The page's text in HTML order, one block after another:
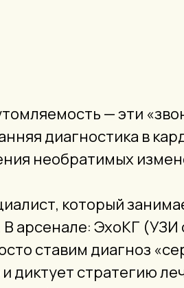
— эти
диагностика в
необратимых
который
арсенале: ЭхоКГ
ставим диагноз
диктует стратегию